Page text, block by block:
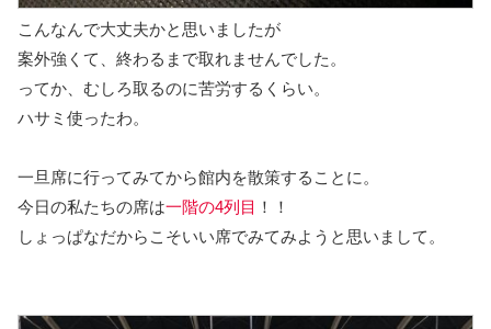
こんなんで大丈夫かと思いましたが
案外強くて、終わるまで取れませんでした。
ってか、むしろ取るのに苦労するくらい。
ハサミ使ったわ。
一旦席に行ってみてから館内を散策することに。
今日の私たちの席は一階の4列目 ！！
しょっぱなだからこそいい席でみてみようと思いまして。